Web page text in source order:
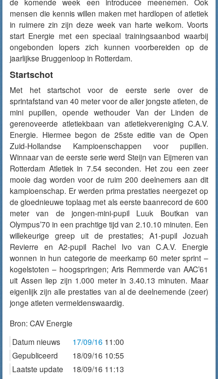
mensen die kennis willen maken met hardlopen of atletiek
in ruimere zin zijn deze week van harte welkom. Voorts
start Energie met een speciaal trainingsaanbod waarbij
ongebonden lopers zich kunnen voorbereiden op de
jaarlijkse Bruggenloop in Rotterdam.
Startschot
Met het startschot voor de eerste serie over de
sprintafstand van 40 meter voor de aller jongste atleten, de
mini pupillen, opende wethouder Van der Linden de
gerenoveerde atletiekbaan van atletiekvereniging C.A.V.
Energie. Hiermee begon de 25ste editie van de Open
Zuid-Hollandse Kampioenschappen voor pupillen.
Winnaar van de eerste serie werd Steijn van Eijmeren van
Rotterdam Atletiek in 7.54 seconden. Het zou een zeer
mooie dag worden voor de ruim 200 deelnemers aan dit
kampioenschap. Er werden prima prestaties neergezet op
de gloednieuwe toplaag met als eerste baanrecord de 600
meter van de jongen-mini-pupil Luuk Boutkan van
Olympus’70 in een prachtige tijd van 2.10.10 minuten. Een
willekeurige greep uit de prestaties; A1-pupil Jozuah
Revierre en A2-pupil Rachel Ivo van C.A.V. Energie
wonnen in hun categorie de meerkamp 60 meter sprint –
kogelstoten – hoogspringen; Aris Remmerde van AAC’61
uit Assen liep zijn 1.000 meter in 3.40.13 minuten. Maar
eigenlijk zijn alle prestaties van al de deelnemende (zeer)
jonge atleten vermeldenswaardig.
Bron: CAV Energie
Datum nieuws
17/09/16 11:00
Gepubliceerd
18/09/16 10:55
Laatste update
18/09/16 11:13